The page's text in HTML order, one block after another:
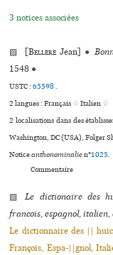
3 notices associées
▨ [Bellère Jean] ●
1548 ●
USTC :65598.
2 langues :Français ♢Italien ♢
2 localisations dans des
Washington, DC (USA), Folger
Noticeanthonominalien°1025.
Commentaire
▨Le dictionaire des
francois, espagnol,
Le dictionnaire des ||
François, Espa-||gnol,